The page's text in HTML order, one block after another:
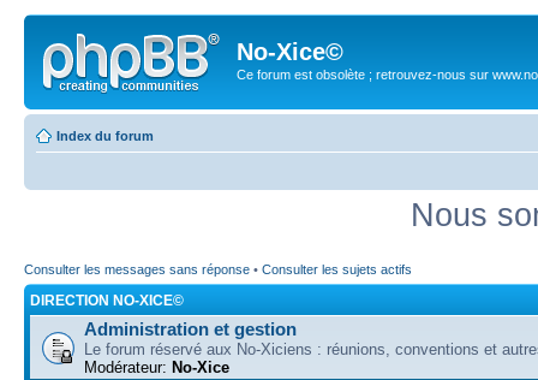
No-Xice©
Ce forum est obsolète ; retrouvez-nous sur
Index du forum
Nous
Consulter les messages sans réponse • Consulter les sujets actifs
DIRECTION NO-XICE©
Administration et gestion
Le forum réservé aux No-Xiciens : réunions, conventions et
Modérateur: No-Xice